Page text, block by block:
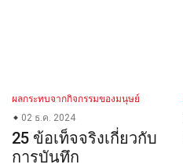
ผลกระทบจากกิจกรรมของมนุษย์
02 ธ.ค. 2024
25 ข้อเท็จจริงเกี่ยวกับ
การบันทึก